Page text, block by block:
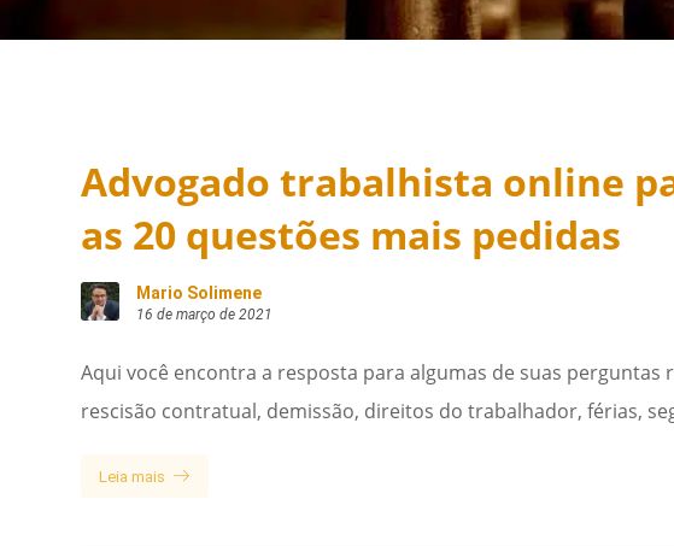
Advogado trabalhista online
as 20 questões mais pedidas
Mario Solimene
16 de março de 2021
Aqui você encontra a resposta para algumas de suas
rescisão contratual, demissão, direitos do trabalhador, férias,
Leia mais